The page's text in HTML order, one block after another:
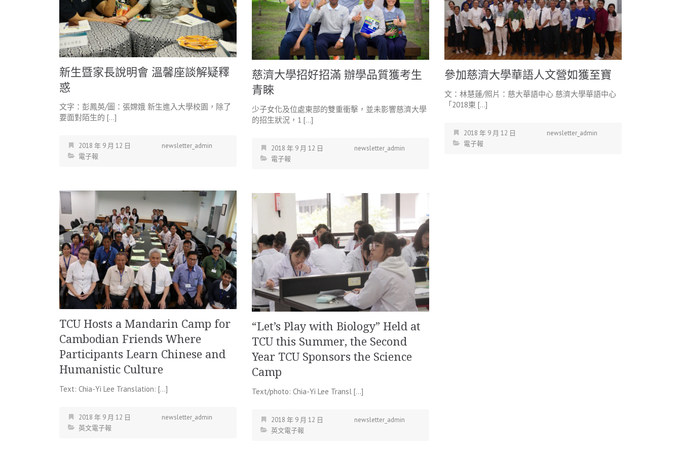
新生暨家長說明會 溫馨座談解疑釋
惑
文字：彭鳳英/圖：張嫦娥 新生進入大學校園，除了
要面對陌生的 […]
2018 年 9 月 12 日
newsletter_admin
電子報
慈濟大學招好招滿 辦學品質獲考生
青睞
少子女化及位處東部的雙重衝擊，並未影響慈濟大學
的招生狀況，1 […]
2018 年 9 月 12 日
newsletter_admin
電子報
參加慈濟大學華語人文營如獲至寶
文：林慧蓮/照片：慈大華語中心 慈濟大學華語中心
「2018柬 […]
2018 年 9 月 12 日
newsletter_admin
電子報
TCU Hosts a Mandarin Camp for
Cambodian Friends Where
Participants Learn Chinese and
Humanistic Culture
Text: Chia-Yi Lee Translation: […]
2018 年 9 月 12 日
newsletter_admin
英文電子報
“Let’s Play with Biology” Held at
TCU this Summer, the Second
Year TCU Sponsors the Science
Camp
Text/photo: Chia-Yi Lee Transl […]
2018 年 9 月 12 日
newsletter_admin
英文電子報